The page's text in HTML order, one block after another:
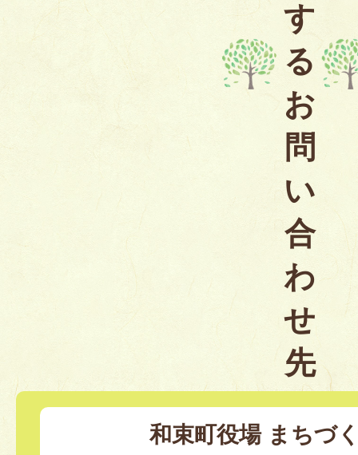
す
る
お
問
い
合
わ
せ
先
和束町役場 まちづ